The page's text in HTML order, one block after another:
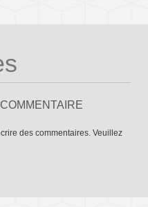
des commentaires. Veuillez